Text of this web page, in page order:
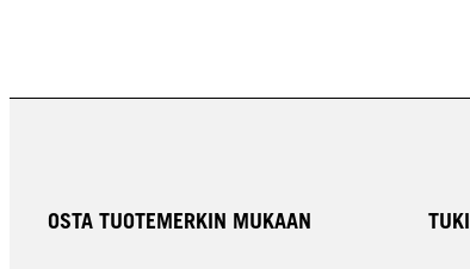
OSTA TUOTEMERKIN MUKAAN TUKI